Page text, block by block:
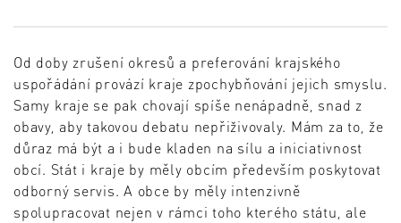
Od doby zrušení okresů a preferování krajského
uspořádání provází kraje zpochybňování jejich smyslu.
Samy kraje se pak chovají spíše nenápadně, snad z
obavy, aby takovou debatu nepřiživovaly. Mám za to, že
důraz má být a i bude kladen na sílu a iniciativnost
obcí. Stát i kraje by měly obcím především poskytovat
odborný servis. A obce by měly intenzivně
spolupracovat nejen v rámci toho kterého státu, ale